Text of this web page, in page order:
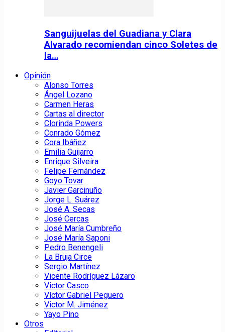
Sanguijuelas del Guadiana y Clara
Alvarado recomiendan cinco Soletes de
la…
Opinión
Alonso Torres
Ángel Lozano
Carmen Heras
Cartas al director
Clorinda Powers
Conrado Gómez
Cora Ibáñez
Emilia Guijarro
Enrique Silveira
Felipe Fernández
Goyo Tovar
Javier Garcinuño
Jorge L. Suárez
José A. Secas
José Cercas
José María Cumbreño
José María Saponi
Pedro Benengeli
La Bruja Circe
Sergio Martínez
Vicente Rodríguez Lázaro
Victor Casco
Víctor Gabriel Peguero
Victor M. Jiménez
Yayo Pino
Otros